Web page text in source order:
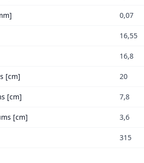
0,07
16,55
16,8
[cm] 20
[cm] 7,8
[cm] 3,6
315